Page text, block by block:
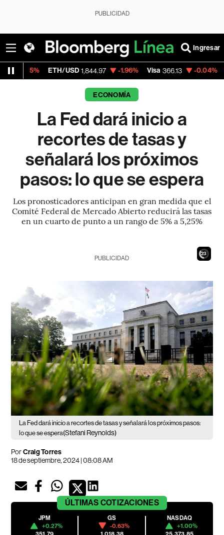
PUBLICIDAD
Ingresar
USD 1,844.97 -1.96% Visa 366.13 -0.04% MercadoLibre
ECONOMÍA
La Fed dará inicio a
recortes de tasas y
señalará los próximos
pasos: lo que se espera
Los pronosticadores anticipan en gran medida que el
Comité Federal de Mercado Abierto reducirá las tasas
en un cuarto de punto a un rango de 5% a 5,25%
21
PUBLICIDAD
La Fed dará inicio a recortes de tasas y señalará los próximos pasos:
lo que se espera(Stefani Reynolds)
PorCraig Torres
18 de septiembre, 2024 | 08:08 AM
ÚLTIMAS COTIZACIONES
JPM
+0.27%
GS
-0.63%
NASDAQ
+1.00%